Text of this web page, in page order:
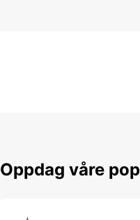
Oppdag våre